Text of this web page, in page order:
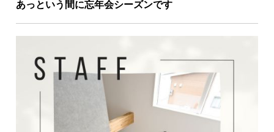
あっという間に忘年会シーズンです